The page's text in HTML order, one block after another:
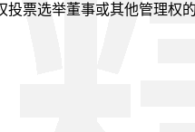
票选举董事或其他管理权